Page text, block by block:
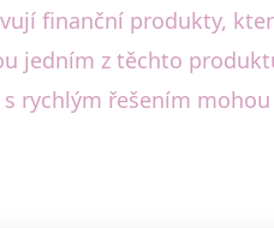
finanční produkty,
jedním z těchto
rychlým řešením